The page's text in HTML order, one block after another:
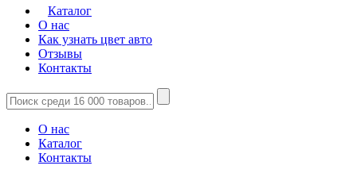
Каталог
О нас
Как узнать цвет авто
Отзывы
Контакты
О нас
Каталог
Контакты